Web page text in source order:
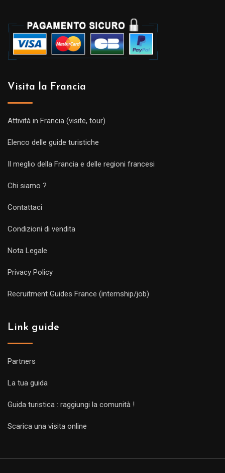
Visita la Francia
Attività in Francia (visite, tour)
Elenco delle guide turistiche
Il meglio della Francia e delle regioni francesi
Chi siamo ?
Contattaci
Condizioni di vendita
Nota Legale
Privacy Policy
Recruitment Guides France (internship/job)
Link guide
Partners
La tua guida
Guida turistica : raggiungi la comunità !
Scarica una visita online